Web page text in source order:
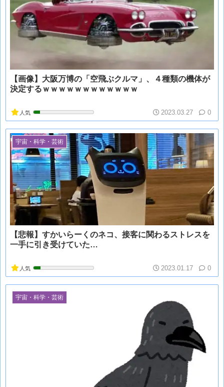
【画像】大阪万博の「空飛ぶクルマ」、４種類の機体が
決定するｗｗｗｗｗｗｗｗｗｗｗｗ
人気 2023.03.27 0
宇宙・科学・芸術
【悲報】すかいらーくのネコ、接客に関わるストレスを
一手に引き受けていた…
人気 2023.01.17 0
宇宙・科学・芸術